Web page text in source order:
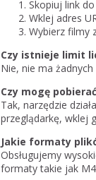
Skopiuj link
Wklej adres
Wybierz filmy
Czy istnieje limit
Nie, nie ma
Czy mogę
Tak, narzędzie
przeglądarkę, wklej
Jakie formaty
Obsługujemy
formaty takie jak